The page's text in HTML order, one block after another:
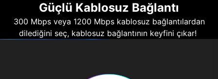
Güçlü Kablosuz Bağlantı
300 Mbps veya 1200 Mbps kablosuz bağlantılardan
dilediğini seç, kablosuz bağlantının keyfini çıkar!